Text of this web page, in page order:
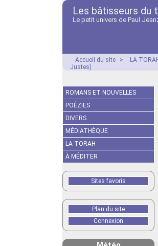
Les bâtisseurs du
Le petit univers de Paul
Accueil du site > LA
Justes)
ROMANS ET NOUVELLES
POÉZIES
DIVERS
MÉDIATHÈQUE
LA TORAH
À MÉDITER
Sites favoris
Plan du site
Connexion